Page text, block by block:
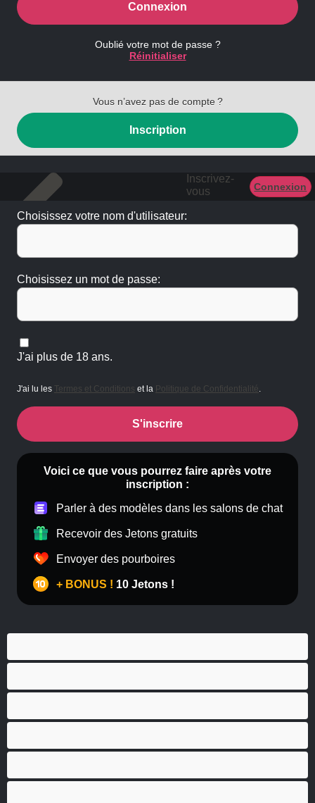
Connexion
Oublié votre mot de passe ?
Réinitialiser
Vous n’avez pas de compte ?
Inscription
Inscrivez-
vous
Connexion
Choisissez votre nom d'utilisateur:
Choisissez un mot de passe:
J'ai plus de 18 ans.
J'ai lu les Termes et Conditions et la Politique de Confidentialité.
S'inscrire
Voici ce que vous pourrez faire après votre
inscription :
Parler à des modèles dans les salons de chat
Recevoir des Jetons gratuits
Envoyer des pourboires
+ BONUS ! 10 Jetons !